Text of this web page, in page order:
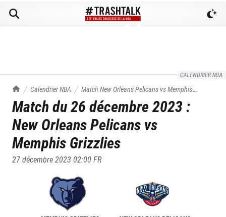
CALENDRIER NBA
TrashTalk Actu NBA
Calendrier NBA Match New Orleans Pelicans vsMemphis
Grizzlies du26/12/2023
Match du26 décembre 2023:
New Orleans Pelicans vs
Memphis Grizzlies
27 décembre 2023 02:00FR